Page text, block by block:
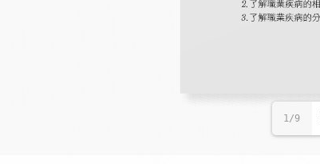
1/9